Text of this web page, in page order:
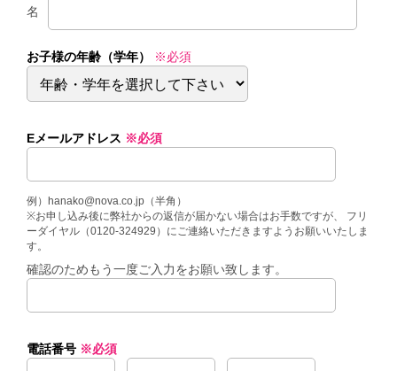
名
お子様の年齢（学年） ※必須
Eメールアドレス ※必須
例）hanako@nova.co.jp（半角）
※お申し込み後に弊社からの返信が届かない場合はお手数ですが、 フリ
ーダイヤル（0120-324929）にご連絡いただきますようお願いいたしま
す。
確認のためもう一度ご入力をお願い致します。
電話番号 ※必須